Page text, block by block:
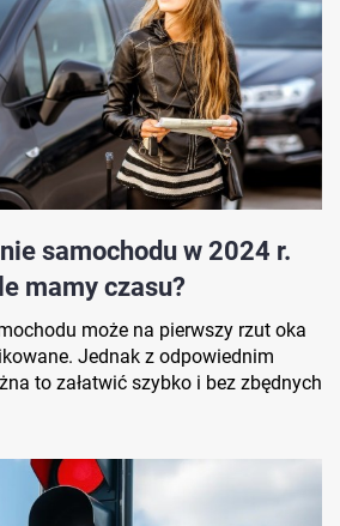
samochodu w 2024 r.
mamy czasu?
może na pierwszy rzut oka
Jednak z odpowiednim
to załatwić szybko i bez zbędnych